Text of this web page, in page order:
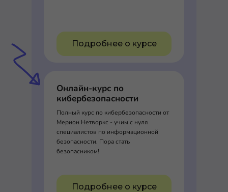
Подробнее о курсе
Онлайн-курс по
кибербезопасности
Полный курс по кибербезопасности от
Мерион Нетворкс - учим с нуля
специалистов по информационной
безопасности. Пора стать
безопасником!
Подробнее о курсе